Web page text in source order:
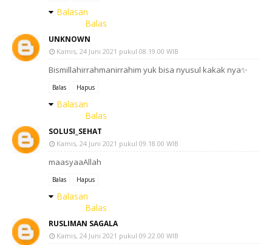
Balasan
Balas
UNKNOWN
Kamis, 24 Juni 2021 pukul 08.19.00 WIB
Bismillahirrahmanirrahim yuk bisa nyusul kakak nya✨
Balas Hapus
Balasan
Balas
SOLUSI_SEHAT
Kamis, 24 Juni 2021 pukul 09.18.00 WIB
maasyaaAllah
Balas Hapus
Balasan
Balas
RUSLIMAN SAGALA
Kamis, 24 Juni 2021 pukul 09.22.00 WIB